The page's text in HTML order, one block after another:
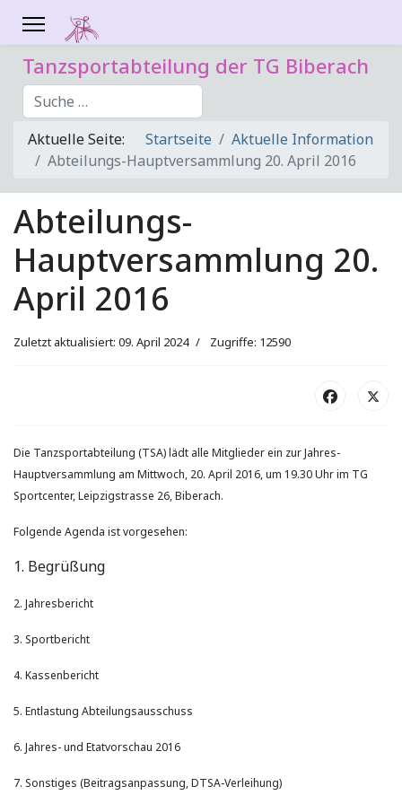
Tanzsportabteilung der TG Biberach
Suchen
Aktuelle Seite: Startseite
Aktuelle Information
Abteilungs-Hauptversammlung 20. April 2016
Abteilungs-
Hauptversammlung 20.
April 2016
Zuletzt aktualisiert: 09. April 2024 Zugriffe: 12590
Die Tanzsportabteilung (TSA) lädt alle Mitglieder ein zur Jahres-
Hauptversammlung am Mittwoch, 20. April 2016, um 19.30 Uhr im TG
Sportcenter, Leipzigstrasse 26, Biberach.
Folgende Agenda ist vorgesehen:
1. Begrüßung
2. Jahresbericht
3. Sportbericht
4. Kassenbericht
5. Entlastung Abteilungsausschuss
6. Jahres- und Etatvorschau 2016
7. Sonstiges (Beitragsanpassung, DTSA-Verleihung)